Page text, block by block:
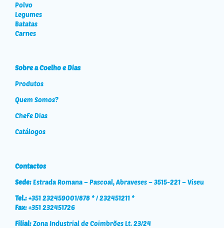
Polvo
Legumes
Batatas
Carnes
Sobre a Coelho e Dias
Produtos
Quem Somos?
Chefe Dias
Catálogos
Contactos
Sede:Estrada Romana – Pascoal, Abraveses – 3515-221 – Viseu
Tel.:+351 232459001/878 * / 232451211 *
Fax:+351 232451726
Filial:Zona Industrial de Coimbrões Lt. 23/24